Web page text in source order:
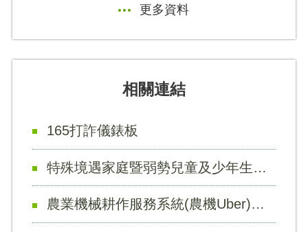
更多資料
相關連結
165打詐儀錶板
特殊境遇家庭暨弱勢兒童及少年生活扶助線上申辦
農業機械耕作服務系統(農機Uber)平台